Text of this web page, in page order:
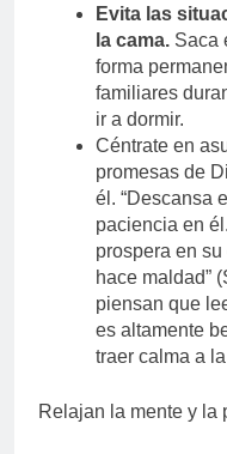
Evita las
la cama. Saca
forma
familiares
ir a dormir.
Céntrate en
promesas de
él. “Descansa
paciencia en
prospera en
hace maldad”
piensan que
es altamente
traer calma a
Relajan la mente y la